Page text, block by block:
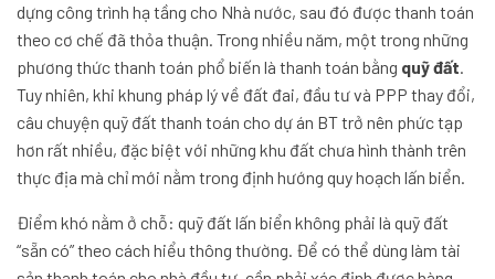
dựng công trình hạ tầng cho Nhà nước, sau đó được thanh toán
theo cơ chế đã thỏa thuận. Trong nhiều năm, một trong những
phương thức thanh toán phổ biến là thanh toán bằng quỹ đất.
Tuy nhiên, khi khung pháp lý về đất đai, đầu tư và PPP thay đổi,
câu chuyện quỹ đất thanh toán cho dự án BT trở nên phức tạp
hơn rất nhiều, đặc biệt với những khu đất chưa hình thành trên
thực địa mà chỉ mới nằm trong định hướng quy hoạch lấn biển.
Điểm khó nằm ở chỗ: quỹ đất lấn biển không phải là quỹ đất
“sẵn có” theo cách hiểu thông thường. Để có thể dùng làm tài